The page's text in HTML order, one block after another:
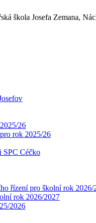
škola Josefa Zemana,
26
rok 2025/26
SPC Céčko
řízení pro školní rok 2026/
rok 2026/2027
2026